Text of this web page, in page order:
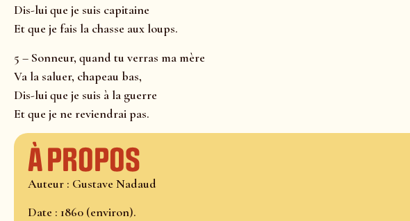
Dis-lui que je suis capitaine
Et que je fais la chasse aux loups.
5 – Sonneur, quand tu verras ma mère
Va la saluer, chapeau bas,
Dis-lui que je suis à la guerre
Et que je ne reviendrai pas.
À propos
Auteur : Gustave Nadaud
Date : 1860 (environ).